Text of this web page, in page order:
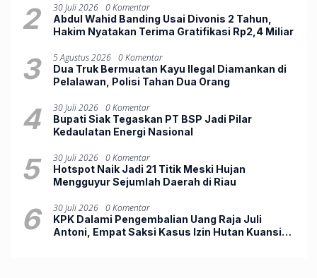
2 30 Juli 2026 0 Komentar
Abdul Wahid Banding Usai Divonis 2 Tahun,
Hakim Nyatakan Terima Gratifikasi Rp2,4 Miliar
3 5 Agustus 2026 0 Komentar
Dua Truk Bermuatan Kayu Ilegal Diamankan di
Pelalawan, Polisi Tahan Dua Orang
4 30 Juli 2026 0 Komentar
Bupati Siak Tegaskan PT BSP Jadi Pilar
Kedaulatan Energi Nasional
5 30 Juli 2026 0 Komentar
Hotspot Naik Jadi 21 Titik Meski Hujan
Mengguyur Sejumlah Daerah di Riau
6 30 Juli 2026 0 Komentar
KPK Dalami Pengembalian Uang Raja Juli
Antoni, Empat Saksi Kasus Izin Hutan Kuansing